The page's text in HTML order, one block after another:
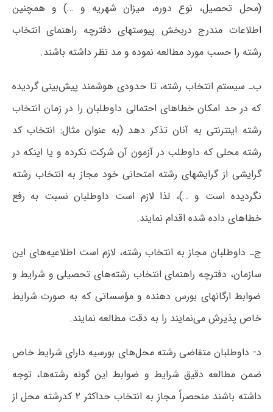
(محل تحصیل، نوع دوره، میزان شهریه و …) و همچنین
اطلاعات مندرج دربخش پیوستهای دفترچه راهنمای انتخاب
رشته را حسب مورد مطالعه نموده و مد نظر داشته باشند.
ب‌ـ سیستم انتخاب رشته، تا حدودی هوشمند پیش‌بینی گردیده
که در حد امکان خطاهای احتمالی داوطلبان را در زمان انتخاب
رشته اینترنتی به آنان تذکر دهد (به عنوان مثال: انتخاب کد
رشته محلی که داوطلب در آزمون آن شرکت نکرده و یا اینکه در
گرایشی از گرایشهای رشته امتحانی خود مجاز به انتخاب رشته
نگردیده است و …)، لذا لازم است داوطلبان نسبت به رفع
خطاهای داده شده اقدام نمایند.
ج‌ـ داوطلبان مجاز به انتخاب رشته، لازم است اطلاعیه‌های این
سازمان، دفترچه راهنمای انتخاب رشته‌های تحصیلی و شرایط و
ضوابط ارگانهای بورس دهنده و مؤسساتی که به صورت شرایط
خاص پذیرش می‌نمایند را به دقت مطالعه نمایند.
د- داوطلبان متقاضی رشته‌ محل‌های بورسیه دارای شرایط خاص
ضمن مطالعه دقیق شرایط و ضوابط این گونه رشته‌ها، توجه
داشته باشند منحصراً مجاز به انتخاب حداکثر ۲ کدرشته محل از